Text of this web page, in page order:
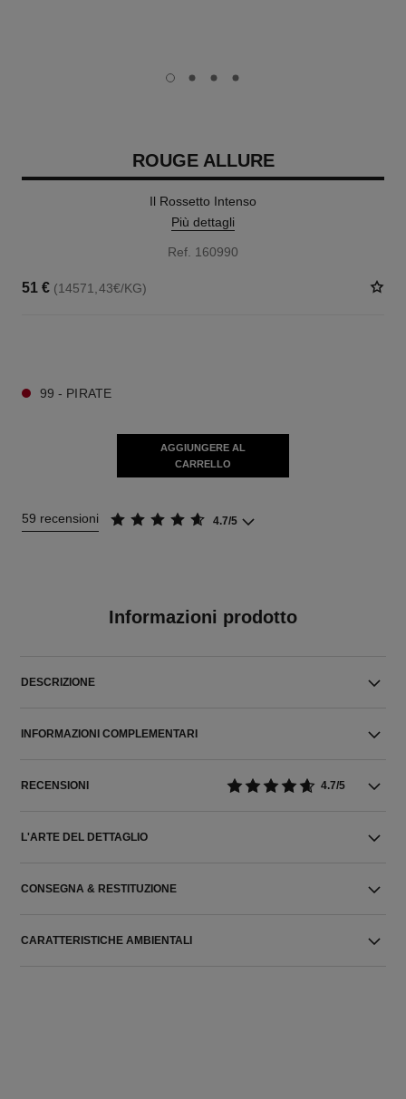
carousel dot
carousel dot
carousel dot
carousel dot
ROUGE ALLURE
Il Rossetto Intenso
Più dettagli
Ref. 160990
51 € (14571,43€/KG)
99 - PIRATE
AGGIUNGERE AL
CARRELLO
59 recensioni 4.7/5
Informazioni prodotto
DESCRIZIONE
INFORMAZIONI COMPLEMENTARI
RECENSIONI 4.7/5
L'ARTE DEL DETTAGLIO
CONSEGNA & RESTITUZIONE
CARATTERISTICHE AMBIENTALI